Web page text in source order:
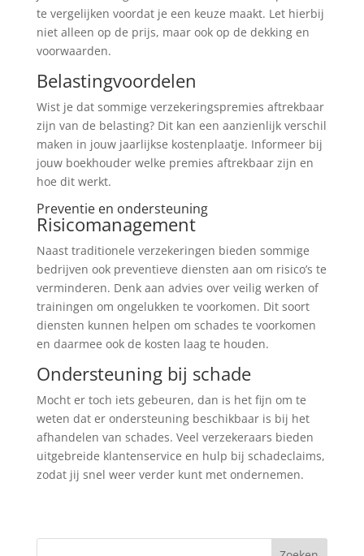
te vergelijken voordat je een keuze maakt. Let hierbij
niet alleen op de prijs, maar ook op de dekking en
voorwaarden.
Belastingvoordelen
Wist je dat sommige verzekeringspremies aftrekbaar
zijn van de belasting? Dit kan een aanzienlijk verschil
maken in jouw jaarlijkse kostenplaatje. Informeer bij
jouw boekhouder welke premies aftrekbaar zijn en
hoe dit werkt.
Preventie en ondersteuning
Risicomanagement
Naast traditionele verzekeringen bieden sommige
bedrijven ook preventieve diensten aan om risico’s te
verminderen. Denk aan advies over veilig werken of
trainingen om ongelukken te voorkomen. Dit soort
diensten kunnen helpen om schades te voorkomen
en daarmee ook de kosten laag te houden.
Ondersteuning bij schade
Mocht er toch iets gebeuren, dan is het fijn om te
weten dat er ondersteuning beschikbaar is bij het
afhandelen van schades. Veel verzekeraars bieden
uitgebreide klantenservice en hulp bij schadeclaims,
zodat jij snel weer verder kunt met ondernemen.